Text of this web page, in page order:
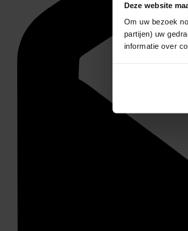
Deze website
Om uw bezoek
partijen) uw
informatie over